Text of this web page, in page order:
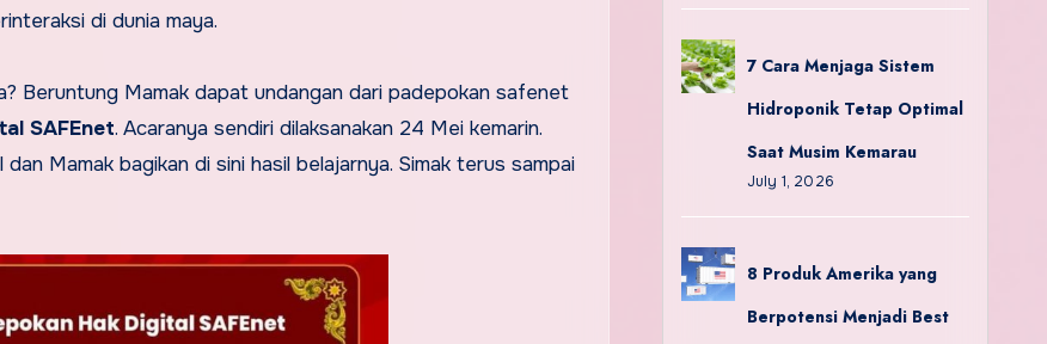
di dunia maya.
Beruntung Mamak dapat undangan dari padepokan safenet
SAFEnet. Acaranya sendiri dilaksanakan 24 Mei kemarin.
Mamak bagikan di sini hasil belajarnya. Simak terus sampai
7 Cara Menjaga Sistem
Hidroponik Tetap Optimal
Saat Musim Kemarau
July 1, 2026
8 Produk Amerika yang
Berpotensi Menjadi Best